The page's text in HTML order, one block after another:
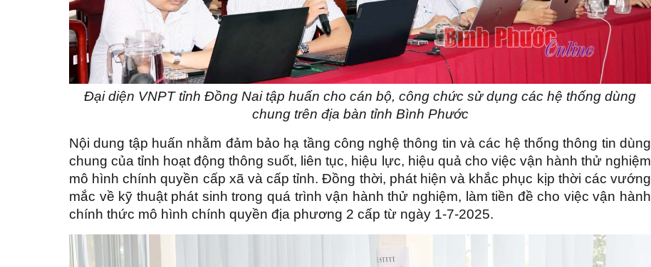
Đại diện VNPT tỉnh Đồng Nai tập huấn cho cán bộ, công chức sử dụng các hệ thống dùng
chung trên địa bàn tỉnh Bình Phước
Nội dung tập huấn nhằm đảm bảo hạ tầng công nghệ thông tin và các hệ thống thông tin dùng
chung của tỉnh hoạt động thông suốt, liên tục, hiệu lực, hiệu quả cho việc vận hành thử nghiệm
mô hình chính quyền cấp xã và cấp tỉnh. Đồng thời, phát hiện và khắc phục kịp thời các vướng
mắc về kỹ thuật phát sinh trong quá trình vận hành thử nghiệm, làm tiền đề cho việc vận hành
chính thức mô hình chính quyền địa phương 2 cấp từ ngày 1-7-2025.